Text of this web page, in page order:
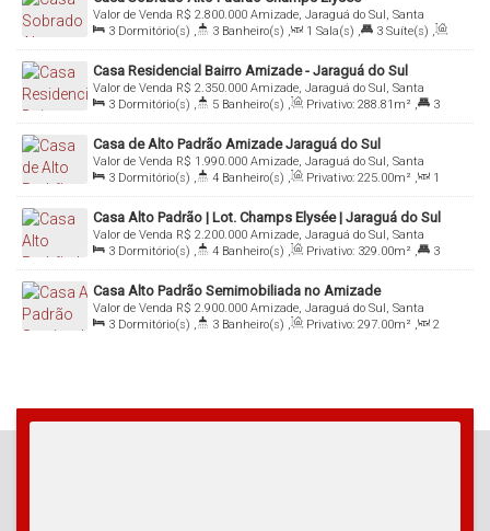
R$ 2.800.000
Valor de Venda
Amizade, Jaraguá do Sul, Santa
Catarina, Brasil
3 Dormitório(s) , 3 Banheiro(s) , 1 Sala(s) , 3 Suíte(s) ,
Total: 310.00m² , 4 Vaga(s) , Terreno: 425.51m²
Casa Residencial Bairro Amizade - Jaraguá do Sul
R$ 2.350.000
Valor de Venda
Amizade, Jaraguá do Sul, Santa
Catarina, Brasil
3 Dormitório(s) , 5 Banheiro(s) , Privativo: 288.81 m² ,
3
Suíte(s) , 3 Vaga(s) , Terreno: 378.00m²
Casa de Alto Padrão Amizade Jaraguá do Sul
R$ 1.990.000
Valor de Venda
Amizade, Jaraguá do Sul, Santa
Catarina, Brasil
3 Dormitório(s) , 4 Banheiro(s) , Privativo: 225.00m² ,
1
Sala(s) , 3 Suíte(s) , 2 Vaga(s) , Terreno: 355.09m²
Casa Alto Padrão | Lot. Champs Elysée | Jaraguá do Sul
R$ 2.200.000
Valor de Venda
Amizade, Jaraguá do Sul, Santa
Catarina, Brasil
3 Dormitório(s) , 4 Banheiro(s) , Privativo: 329.00m² ,
3
Suíte(s) , 2 Vaga(s) , Terreno: 360.00m²
Casa Alto Padrão Semimobiliada no Amizade
R$ 2.900.000
Valor de Venda
Amizade, Jaraguá do Sul, Santa
Catarina, Brasil
3 Dormitório(s) , 3 Banheiro(s) , Privativo: 297.00m² ,
2